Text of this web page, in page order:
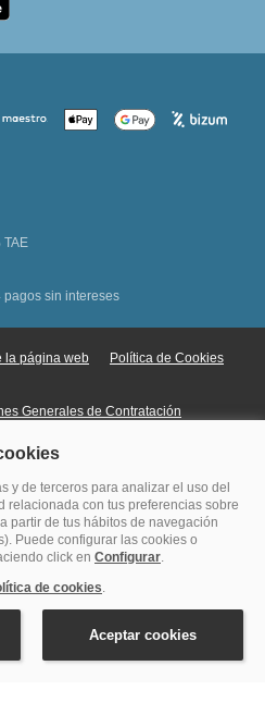
TAE
pagos sin intereses
la página web Política de Cookies
Generales de Contratación
Línea
© Copyright Veturis Travel S.A.
nº I-AV0000879.4 Tel: +34